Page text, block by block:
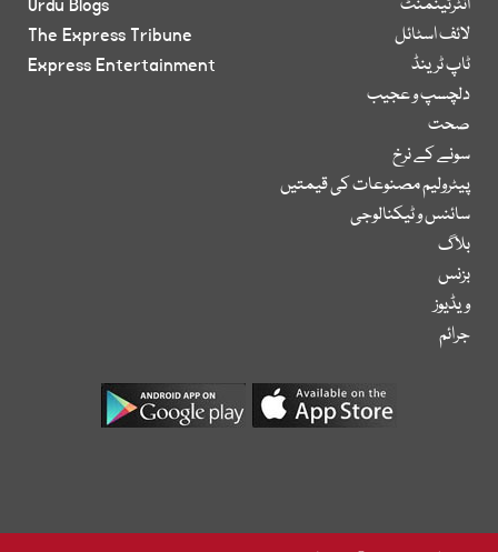
انٹرٹینمنٹ
لائف اسٹائل
ٹاپ ٹرینڈ
دلچسپ و عجیب
صحت
سونے کے نرخ
پیٹرولیم مصنوعات کی قیمتیں
سائنس و ٹیکنالوجی
بلاگ
بزنس
ویڈیوز
جرائم
Urdu Blogs
The Express Tribune
Express Entertainment